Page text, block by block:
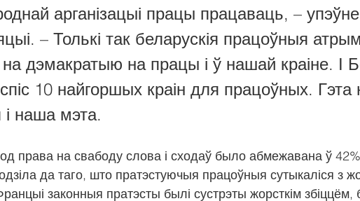
арганізацыі працы працаваць, –
– Толькі так беларускія працоўныя
дэмакратыю на працы і ў нашай краіне. І
спіс 10 найгоршых краін для працоўных.
і наша мэта.
права на свабоду слова і сходаў было абмежавана ў
да таго, што пратэстуючыя працоўныя сутыкаліся з
законныя пратэсты былі сустрэты жорсткім збіццём,